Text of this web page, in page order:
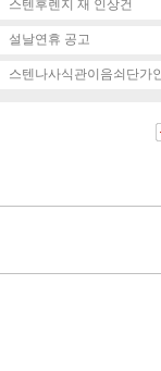
스텐후렌지 재 인상건
설날연휴 공고
스텐나사식관이음쇠단가